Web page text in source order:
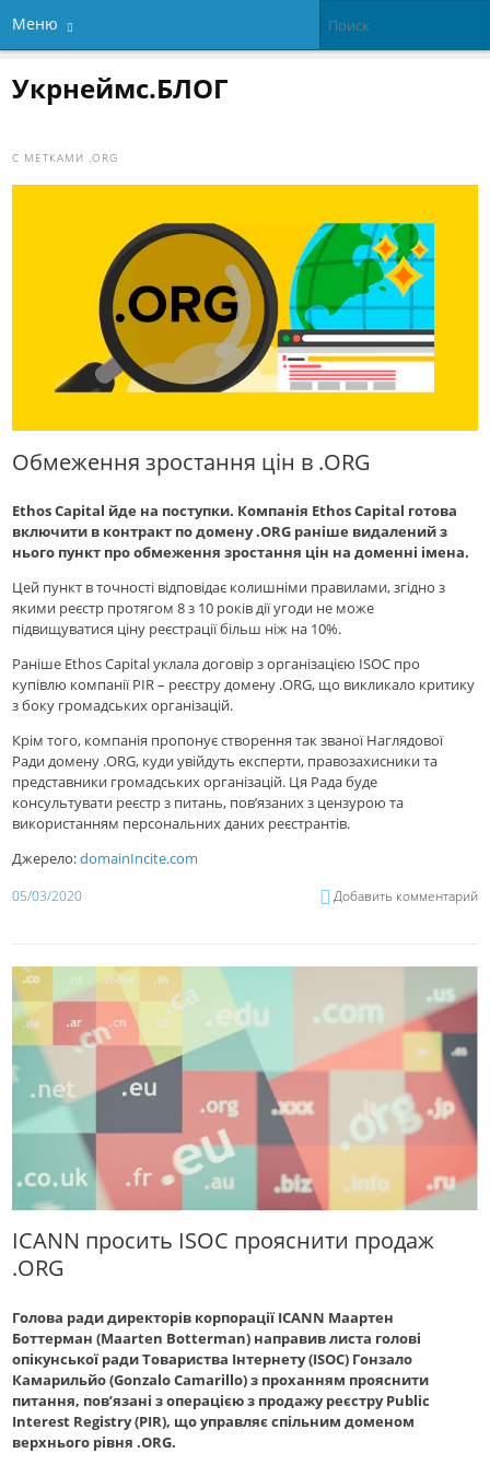
Меню
Укрнеймс.БЛОГ
С МЕТКАМИ .ORG
Обмеження зростання цін в .ORG
Ethos Capital йде на поступки. Компанія Ethos Capital готова
включити в контракт по домену .ORG раніше видалений з
нього пункт про обмеження зростання цін на доменні імена.
Цей пункт в точності відповідає колишніми правилами, згідно з
якими реєстр протягом 8 з 10 років дії угоди не може
підвищуватися ціну реєстрації більш ніж на 10%.
Раніше Ethos Capital уклала договір з організацією ISOC про
купівлю компанії PIR – реєстру домену .ORG, що викликало критику
з боку громадських організацій.
Крім того, компанія пропонує створення так званої Наглядової
Ради домену .ORG, куди увійдуть експерти, правозахисники та
представники громадських організацій. Ця Рада буде
консультувати реєстр з питань, пов’язаних з цензурою та
використанням персональних даних реєстрантів.
Джерело:domainIncite.com
05/03/2020 Добавить комментарий
ICANN просить ISOC прояснити продаж
.ORG
Голова ради директорів корпорації ICANN Маартен
Боттерман (Maarten Botterman) направив листа голові
опікунської ради Товариства Інтернету (ISOC) Гонзало
Камарильйо (Gonzalo Camarillo) з проханням прояснити
питання, пов’язані з операцією з продажу реєстру Public
Interest Registry (PIR), що управляє спільним доменом
верхнього рівня .ORG.